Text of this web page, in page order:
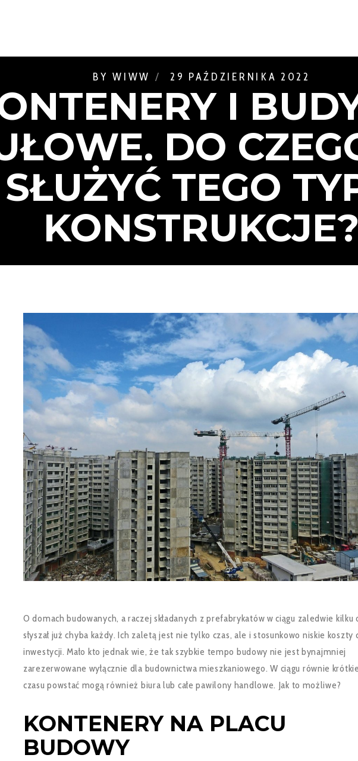
BYWIWW 29 PAŹDZIERNIKA 2022
I
DO
SŁUŻYĆ TEGO
KONSTRUKCJE?
O domach budowanych, a raczej składanych z prefabrykatów w ciągu zaledwie kilku
słyszał już chyba każdy. Ich zaletą jest nie tylko czas, ale i stosunkowo niskie koszty
inwestycji. Mało kto jednak wie, że tak szybkie tempo budowy nie jest bynajmniej
zarezerwowane wyłącznie dla budownictwa mieszkaniowego. W ciągu równie
czasu powstać mogą również biura lub całe pawilony handlowe. Jak to możliwe?
KONTENERY NA PLACU
BUDOWY